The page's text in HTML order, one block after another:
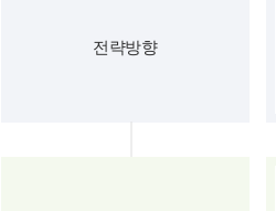
전략방향